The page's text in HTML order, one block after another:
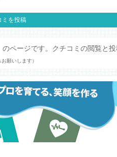
ミを投稿
ページです。クチコミの閲覧と
お願いします）